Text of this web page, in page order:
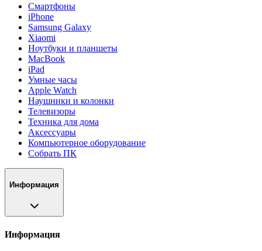
Смартфоны
iPhone
Samsung Galaxy
Xiaomi
Ноутбуки и планшеты
MacBook
iPad
Умные часы
Apple Watch
Наушники и колонки
Телевизоры
Техника для дома
Аксессуары
Компьютерное оборудование
Собрать ПК
Информация
Информация